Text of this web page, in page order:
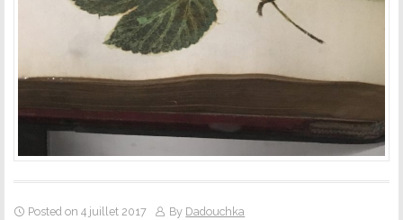
Posted on 4 juillet 2017 By Dadouchka